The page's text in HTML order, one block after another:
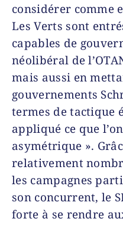
considérer comme
Les Verts sont
capables de
néolibéral de
mais aussi en
gouvernements
termes de tactique
appliqué ce que
asymétrique ».
relativement
les campagnes
son concurrent, le
forte à se rendre